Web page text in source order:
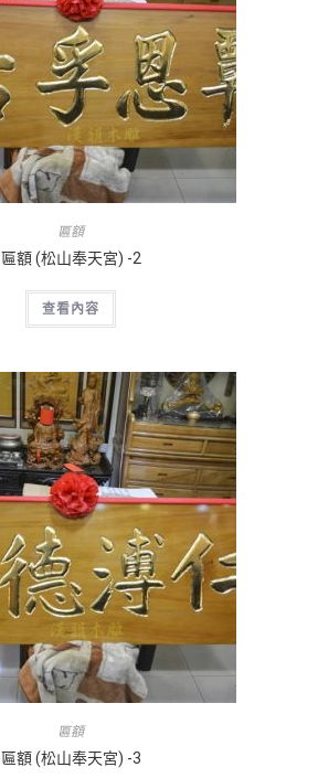
匾額
匾額 (松山奉天宮) -2
查看內容
匾額
匾額 (松山奉天宮) -3